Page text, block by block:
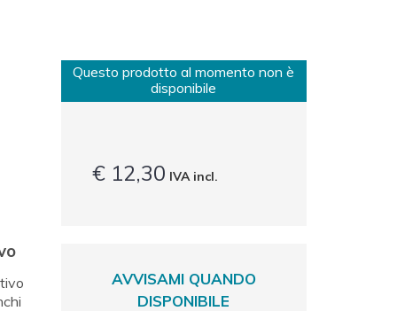
Questo prodotto al momento non è
disponibile
€ 12,30 IVA incl.
AVVISAMI QUANDO
DISPONIBILE